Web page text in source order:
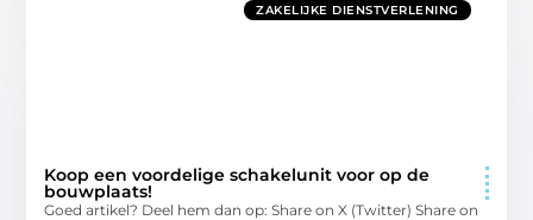
ZAKELIJKE DIENSTVERLENING
Koop een voordelige schakelunit voor op de
bouwplaats!
Goed artikel? Deel hem dan op: Share on X (Twitter) Share on